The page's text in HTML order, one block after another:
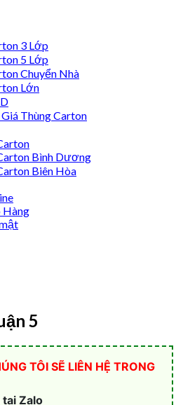
3 Lớp
5 Lớp
Chuyển Nhà
Lớn
Thùng Carton
Bình Dương
Biên Hòa
Hàng
5